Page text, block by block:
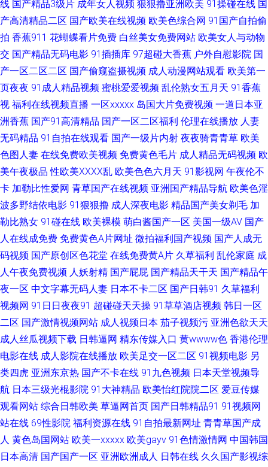
频 wwwAV玖玖 九一AⅤ 无码日韩尿 91青娱乐在线视频 豆花视频91在线观看
欧美性爱第五页 日韩理论在线观看 91尤物视频 97视频污 国产精品久操 人人
爱性交 91VA内射视频 91探花系列在线 国模精品视频一区 人妻中文字幕久久
91高清视频在线 91中文字幕网 国产自拍网站 蜜桃网五月天 51国产情侣在线
91丝袜海角 韩国伦理剧在线观看 激情视频91 日韩黄片 亚洲精品蜜桃成人
91熟女性爱视频 av大香蕉av 国产精品第1页 欧美人妖视频 婷婷丁香花一区
91操白丝 91无码精品蜜桃 久久性视频 色伊人婷婷 在线加勒比av 97人人澡
东方avsss 久久艹影院 日朝大片 91pro内射 成人免费视频网站 久久社区 欧美
性爱va 先锋成人av色影院 51福利视频 91嫩草白丝 av色先锋 国产精品自产拍
在线 日韩成人色网 香蕉成人东京热AV 91海角社区国产精伦 www天堂91 久
久草午夜福利视频 色色剧场 伊人网在线9 91喷水网站 国产精品不卡一区 男
天 最新高清无码专区 91熟女精品91 国产香蕉在线视频 日韩福利专区 先锋影
视资源Va 91丝袜国产 激情图区亚洲欧美日韩 日日干日日操电影导航
91nwww网站 91永久免费观看 五月天婷婷性爱网 国精第二页在线观看 日韩
线 国产精品3级片 成年女人视频 狠狠撸亚洲欧美 91操碰在线 国
产高清精品二区 国产欧美在线视频 欧美色综合网 91国产自拍偷
拍 香蕉911 花蝴蝶看片免费 白丝美女免费网站 欧美女人与动物
交 国产精品无码电影 91插插库 97超碰大香蕉 户外自慰影院 国
产一区二区二区 国产偷窥盗摄视频 成人动漫网站观看 欧美第一
页夜夜 91成人精品视频 蜜桃爱爱视频 乱伦熟女五月天 91香蕉
视 福利在线视频直播 一区xxxxx 岛国大片免费视频 一道日本亚
洲香蕉 国产91高清精品 国产一区二区福利 伦理在线播放 人妻
无码精品 91自拍在线观看 国产一级片内射 夜夜骑青青草 欧美
色图人妻 在线免费欧美视频 免费黄色毛片 成人精品无码视频 欧
美午夜极品 性欧美ⅩⅩⅩⅩ乱 欧美色色六月天 91影视网 午夜伦不
卡 加勒比性爱网 青草国产在线视频 亚洲国产精品导航 欧美色淫
波多野结依电影 91狠狠撸 成人深夜电影 精品国产美女剃毛 加
勒比熟女 91碰在线 欧美裸模 萌白酱国产一区 美国一级AV 国产
人在线成免费 免费黄色A片网址 微拍福利国产视频 国产人成无
码视频 国产原创区色花堂 在线免费黄A片 久草福利 乱伦家庭 成
人午夜免费视频 人妖射精 国产屁屁 国产精品天干天 国产精品午
夜一区 中文字幕无码人妻 日本不卡二区 国产日韩91 久草福利
视频网 91日日夜夜91 超碰碰天天操 91草草酒店视频 韩日一区
二区 国产激情视频网站 成人视频日本 茄子视频污 亚洲色欲天天
成人丝瓜视频下载 日韩逼网 精东传媒入口 黄wwww色 香港伦理
电影在线 成人影院在线播放 欧美足交一区二区 91视频电影 另
类四虎 亚洲东京热 国产不卡在线 91九色视频 日本天堂视频导
航 日本三级光棍影院 91大神精品 欧美怡红院院二区 爱豆传媒
观看网站 综合日韩欧美 草逼网首页 国产日韩精品91 91视频网
站在线 69性影院 福利资源在线 91自拍最新网址 青青草国产成
人 黄色岛国网站 欧美一xxxxx 欧美gayv 91色情激情网 中国韩国
日本高清 国产国产一区 亚洲欧洲成人 日韩在线 久久国产影视综